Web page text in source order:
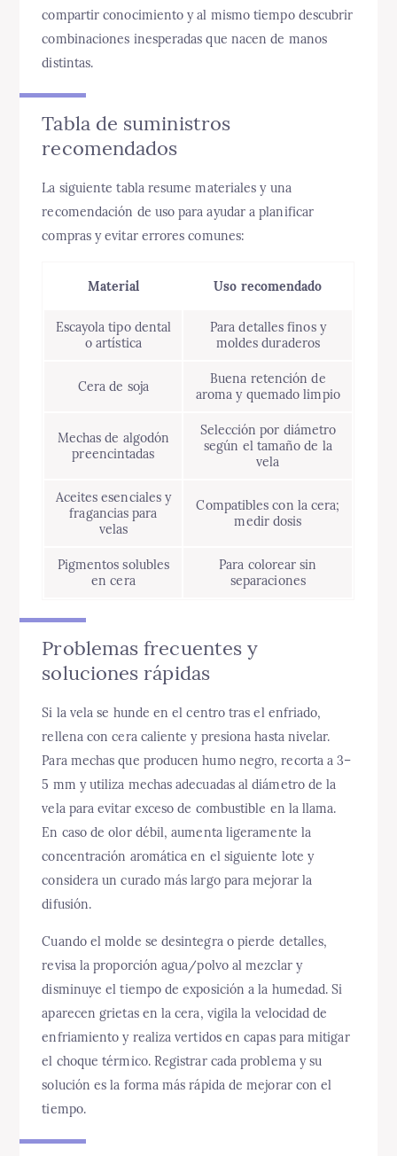
compartir conocimiento y al mismo tiempo descubrir
combinaciones inesperadas que nacen de manos
distintas.
Tabla de suministros
recomendados
La siguiente tabla resume materiales y una
recomendación de uso para ayudar a planificar
compras y evitar errores comunes:
Material Uso recomendado
Escayola tipo dental
o artística
Para detalles finos y
moldes duraderos
Cera de soja
Buena retención de
aroma y quemado limpio
Mechas de algodón
preencintadas
Selección por diámetro
según el tamaño de la
vela
Aceites esenciales y
fragancias para
velas
Compatibles con la cera;
medir dosis
Pigmentos solubles
en cera
Para colorear sin
separaciones
Problemas frecuentes y
soluciones rápidas
Si la vela se hunde en el centro tras el enfriado,
rellena con cera caliente y presiona hasta nivelar.
Para mechas que producen humo negro, recorta a 3–
5 mm y utiliza mechas adecuadas al diámetro de la
vela para evitar exceso de combustible en la llama.
En caso de olor débil, aumenta ligeramente la
concentración aromática en el siguiente lote y
considera un curado más largo para mejorar la
difusión.
Cuando el molde se desintegra o pierde detalles,
revisa la proporción agua/polvo al mezclar y
disminuye el tiempo de exposición a la humedad. Si
aparecen grietas en la cera, vigila la velocidad de
enfriamiento y realiza vertidos en capas para mitigar
el choque térmico. Registrar cada problema y su
solución es la forma más rápida de mejorar con el
tiempo.